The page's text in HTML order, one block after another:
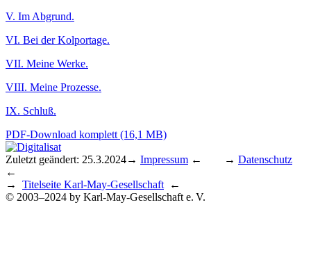
V. Im Abgrund.
VI. Bei der Kolportage.
VII. Meine Werke.
VIII. Meine Prozesse.
IX. Schluß.
PDF-Download komplett (16,1 MB)
Zuletzt geändert: 25.3.2024→ Impressum ← → Datenschutz
←
→ Titelseite Karl-May-Gesellschaft ←
© 2003–2024 by Karl-May-Gesellschaft e. V.